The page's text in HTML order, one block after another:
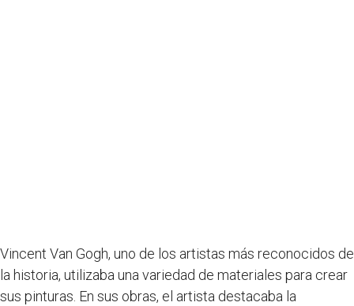
Vincent Van Gogh, uno de los artistas más reconocidos de
la historia, utilizaba una variedad de materiales para crear
sus pinturas. En sus obras, el artista destacaba la